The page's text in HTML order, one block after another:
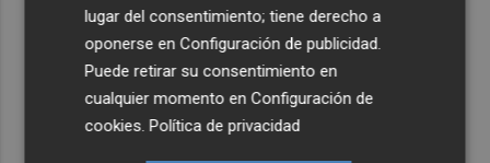
Lo Más Escuchado
Suscríbete al canal de
lugar del consentimiento; tiene derecho a
oponerse enConfiguración de publicidad
Puede retirar su consentimiento en
cualquier momento enConfiguración de
cookies .Política de privacidad